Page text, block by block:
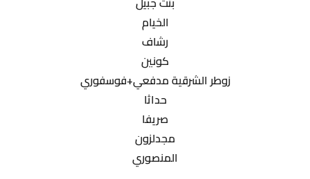
الخيام
رشاف
كونين
زوطر الشرقية مدفعي+فوسفوري
حداثا
صريفا
مجدلزون
المنصوري